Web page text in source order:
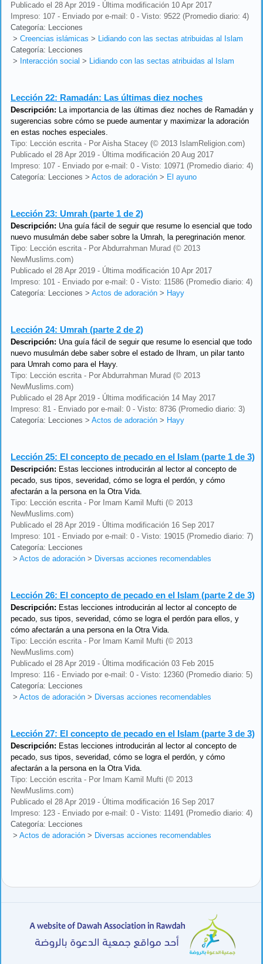
Publicado el 28 Apr 2019 - Última modificación 10 Apr 2017
Impreso: 107 - Enviado por e-mail: 0 - Visto: 9522 (Promedio diario: 4)
Categoría: Lecciones
> Creencias islámicas > Lidiando con las sectas atribuidas al Islam
Categoría: Lecciones
> Interacción social > Lidiando con las sectas atribuidas al Islam
Lección 22: Ramadán: Las últimas diez noches
Descripción: La importancia de las últimas diez noches de Ramadán y
sugerencias sobre cómo se puede aumentar y maximizar la adoración
en estas noches especiales.
Tipo: Lección escrita - Por Aisha Stacey (© 2013 IslamReligion.com)
Publicado el 28 Apr 2019 - Última modificación 20 Aug 2017
Impreso: 107 - Enviado por e-mail: 0 - Visto: 10971 (Promedio diario: 4)
Categoría: Lecciones > Actos de adoración > El ayuno
Lección 23: Umrah (parte 1 de 2)
Descripción: Una guía fácil de seguir que resume lo esencial que todo
nuevo musulmán debe saber sobre la Umrah, la peregrinación menor.
Tipo: Lección escrita - Por Abdurrahman Murad (© 2013
NewMuslims.com)
Publicado el 28 Apr 2019 - Última modificación 10 Apr 2017
Impreso: 101 - Enviado por e-mail: 0 - Visto: 11586 (Promedio diario: 4)
Categoría: Lecciones > Actos de adoración > Hayy
Lección 24: Umrah (parte 2 de 2)
Descripción: Una guía fácil de seguir que resume lo esencial que todo
nuevo musulmán debe saber sobre el estado de Ihram, un pilar tanto
para Umrah como para el Hayy.
Tipo: Lección escrita - Por Abdurrahman Murad (© 2013
NewMuslims.com)
Publicado el 28 Apr 2019 - Última modificación 14 May 2017
Impreso: 81 - Enviado por e-mail: 0 - Visto: 8736 (Promedio diario: 3)
Categoría: Lecciones > Actos de adoración > Hayy
Lección 25: El concepto de pecado en el Islam (parte 1 de 3)
Descripción: Estas lecciones introducirán al lector al concepto de
pecado, sus tipos, severidad, cómo se logra el perdón, y cómo
afectarán a la persona en la Otra Vida.
Tipo: Lección escrita - Por Imam Kamil Mufti (© 2013
NewMuslims.com)
Publicado el 28 Apr 2019 - Última modificación 16 Sep 2017
Impreso: 101 - Enviado por e-mail: 0 - Visto: 19015 (Promedio diario: 7)
Categoría: Lecciones
> Actos de adoración > Diversas acciones recomendables
Lección 26: El concepto de pecado en el Islam (parte 2 de 3)
Descripción: Estas lecciones introducirán al lector al concepto de
pecado, sus tipos, severidad, cómo se logra el perdón para ellos, y
cómo afectarán a una persona en la Otra Vida.
Tipo: Lección escrita - Por Imam Kamil Mufti (© 2013
NewMuslims.com)
Publicado el 28 Apr 2019 - Última modificación 03 Feb 2015
Impreso: 116 - Enviado por e-mail: 0 - Visto: 12360 (Promedio diario: 5)
Categoría: Lecciones
> Actos de adoración > Diversas acciones recomendables
Lección 27: El concepto de pecado en el Islam (parte 3 de 3)
Descripción: Estas lecciones introducirán al lector al concepto de
pecado, sus tipos, severidad, cómo se logra el perdón, y cómo
afectarán a la persona en la Otra Vida.
Tipo: Lección escrita - Por Imam Kamil Mufti (© 2013
NewMuslims.com)
Publicado el 28 Apr 2019 - Última modificación 16 Sep 2017
Impreso: 123 - Enviado por e-mail: 0 - Visto: 11491 (Promedio diario: 4)
Categoría: Lecciones
> Actos de adoración > Diversas acciones recomendables